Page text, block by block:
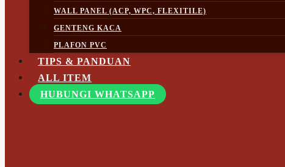
WALL PANEL (ACP, WPC, FLEXITILE)
GENTENG KACA
PLAFON PVC
TIPS & PANDUAN
ALL ITEM
HUBUNGI WHATSAPP